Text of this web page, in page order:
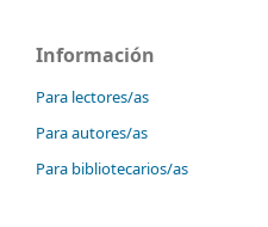
Información
Para lectores/as
Para autores/as
Para bibliotecarios/as